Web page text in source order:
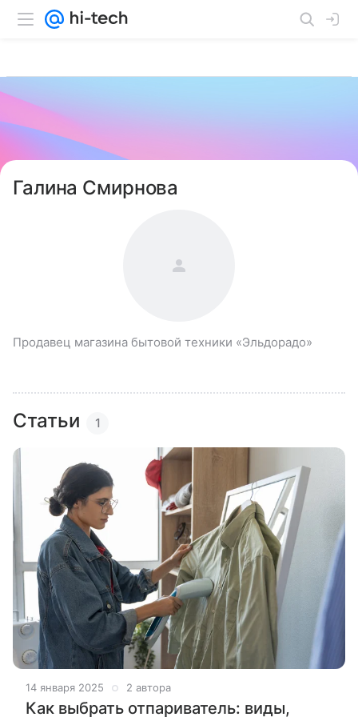
Галина Смирнова
Продавец магазина бытовой техники «Эльдорадо»
Статьи 1
14 января 2025 2 автора
Как выбрать отпариватель: виды,